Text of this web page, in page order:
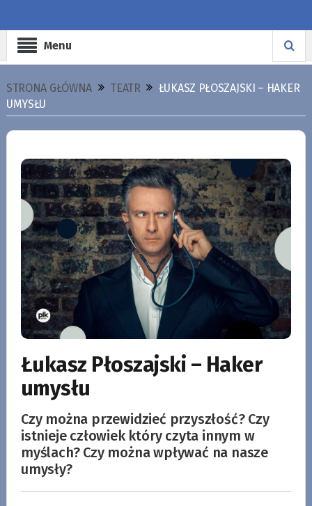
Menu
STRONA GŁÓWNA TEATR
ŁUKASZ PŁOSZAJSKI – HAKER
UMYSŁU
Łukasz Płoszajski – Haker
umysłu
Czy można przewidzieć przyszłość? Czy
istnieje człowiek który czyta innym w
myślach? Czy można wpływać na nasze
umysły?